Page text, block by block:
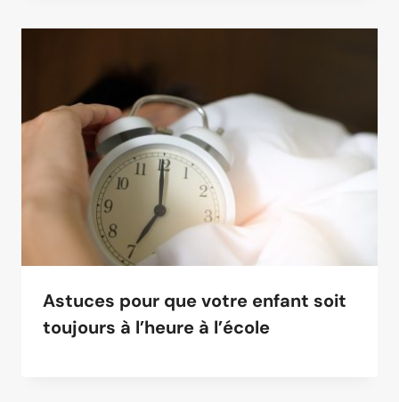
Astuces pour que votre enfant soit
toujours à l’heure à l’école